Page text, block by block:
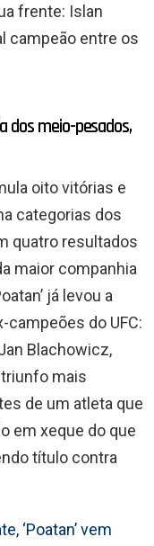
frente: Islan
campeão entre os
dos meio-pesados,
oito vitórias e
categorias dos
quatro resultados
maior companhia
já levou a
do UFC:
Blachowicz,
mais
de um atleta que
em xeque do que
título contra
‘Poatan’ vem